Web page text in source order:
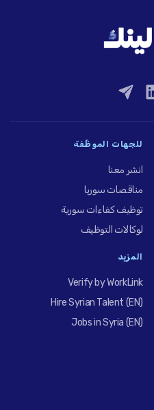
للجهات الموظِّفة
انشر معنا
مناقصات سوريا
توظيف كفاءات سورية
لوكالات التوظيف
المزيد
Verify by WorkLink
Hire Syrian Talent (EN)
Jobs in Syria (EN)